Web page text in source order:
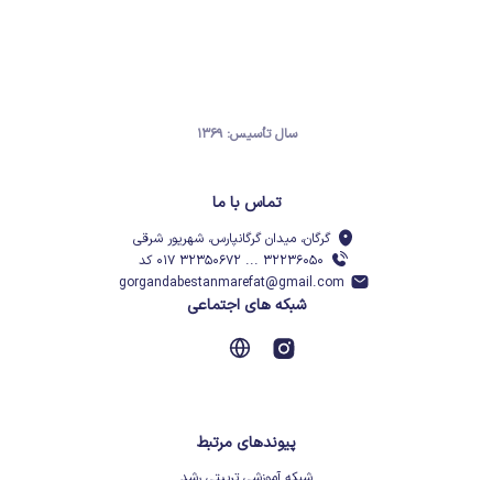
سال تأسیس: ۱۳۶۹
تماس با ما
گرگان، میدان گرگانپارس، شهریور شرقی
۳۲۲۳۶۰۵۰ ... ۳۲۳۵۰۶۷۲ ۰۱۷ کد
gorgandabestanmarefat@gmail.com
شبکه های اجتماعی
پیوندهای مرتبط